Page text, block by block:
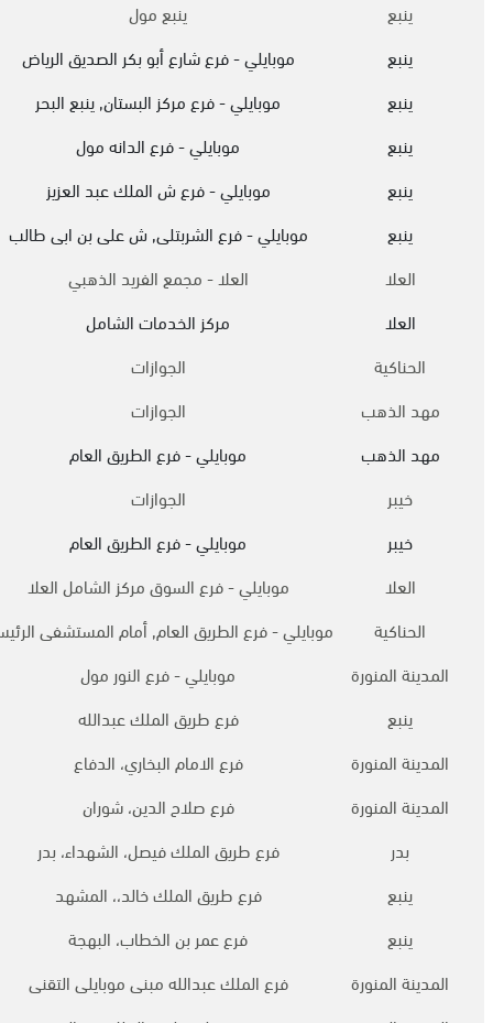
ينبع
ينبع مول
ينبع
موبايلي - فرع شارع أبو بكر الصديق الرياض
ينبع
موبايلي - فرع مركز البستان, ينبع البحر
ينبع
موبايلي - فرع الدانه مول
ينبع
موبايلي - فرع ش الملك عبد العزيز
ينبع
موبايلي - فرع الشربتلى, ش على بن ابى طالب
العلا
العلا - مجمع الفريد الذهبي
العلا
مركز الخدمات الشامل
الحناكية
الجوازات
مهد الذهب
الجوازات
مهد الذهب
موبايلي - فرع الطريق العام
خيبر
الجوازات
خيبر
موبايلي - فرع الطريق العام
العلا
موبايلي - فرع السوق مركز الشامل العلا
الحناكية
موبايلي - فرع الطريق العام, أمام المستشفى
المدينة المنورة
موبايلي - فرع النور مول
ينبع
فرع طريق الملك عبدالله
المدينة المنورة
فرع الامام البخاري، الدفاع
المدينة المنورة
فرع صلاح الدين، شوران
بدر
فرع طريق الملك فيصل، الشهداء، بدر
ينبع
فرع طريق الملك خالد،، المشهد
ينبع
فرع عمر بن الخطاب، البهجة
المدينة المنورة
فرع الملك عبدالله مبنى موبايلى التقنى